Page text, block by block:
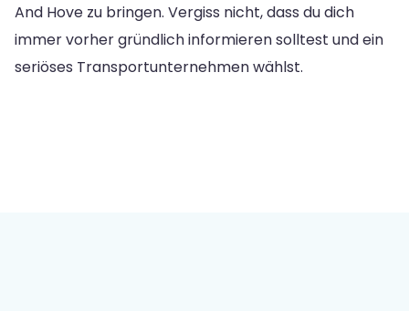
And Hove zu bringen. Vergiss nicht, dass du dich
immer vorher gründlich informieren solltest und ein
seriöses Transportunternehmen wählst.